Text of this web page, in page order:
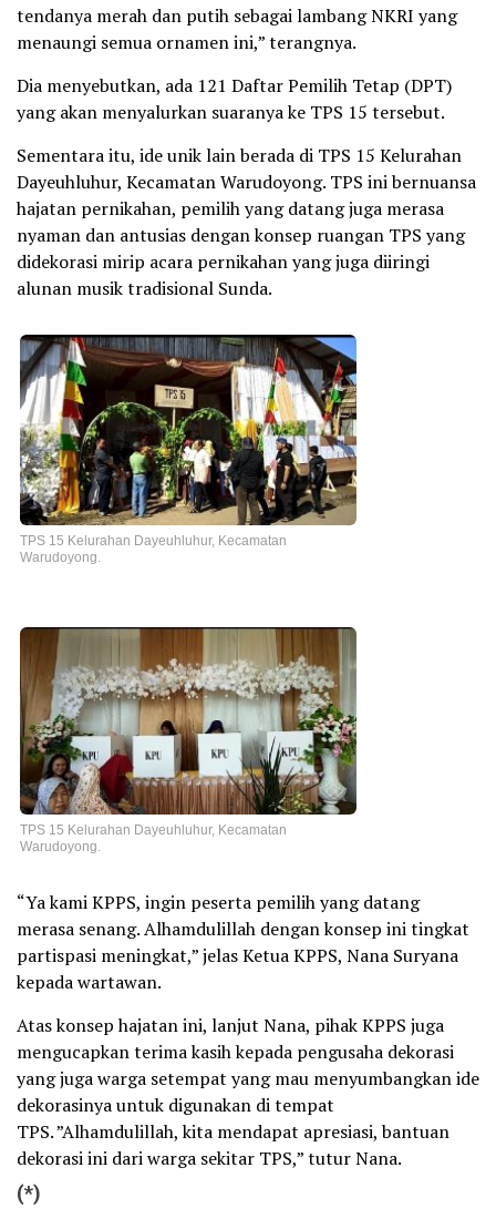
tendanya merah dan putih sebagai lambang NKRI yang
menaungi semua ornamen ini,” terangnya.
Dia menyebutkan, ada 121 Daftar Pemilih Tetap (DPT)
yang akan menyalurkan suaranya ke TPS 15 tersebut.
Sementara itu, ide unik lain berada di TPS 15 Kelurahan
Dayeuhluhur, Kecamatan Warudoyong. TPS ini bernuansa
hajatan pernikahan, pemilih yang datang juga merasa
nyaman dan antusias dengan konsep ruangan TPS yang
didekorasi mirip acara pernikahan yang juga diiringi
alunan musik tradisional Sunda.
TPS 15 Kelurahan Dayeuhluhur, Kecamatan
Warudoyong.
TPS 15 Kelurahan Dayeuhluhur, Kecamatan
Warudoyong.
“Ya kami KPPS, ingin peserta pemilih yang datang
merasa senang. Alhamdulillah dengan konsep ini tingkat
partispasi meningkat,” jelas Ketua KPPS, Nana Suryana
kepada wartawan.
Atas konsep hajatan ini, lanjut Nana, pihak KPPS juga
mengucapkan terima kasih kepada pengusaha dekorasi
yang juga warga setempat yang mau menyumbangkan ide
dekorasinya untuk digunakan di tempat
TPS. ”Alhamdulillah, kita mendapat apresiasi, bantuan
dekorasi ini dari warga sekitar TPS,” tutur Nana.
(*)